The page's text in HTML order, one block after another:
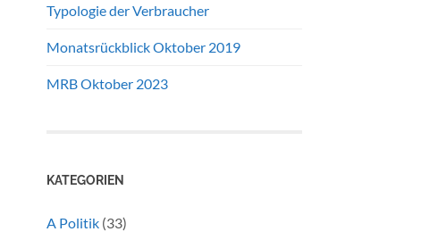
Typologie der Verbraucher
Monatsrückblick Oktober 2019
MRB Oktober 2023
KATEGORIEN
A Politik (33)